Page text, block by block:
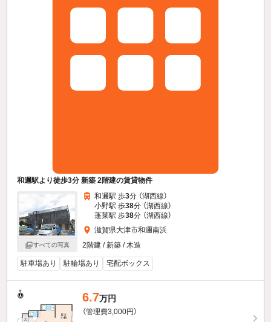
和邇駅より徒歩3分 新築 2階建の賃貸物件
すべての写真
和邇駅 歩3分 （湖西線）
小野駅 歩38分 （湖西線）
蓬莱駅 歩38分 （湖西線）
滋賀県大津市和邇南浜
2階建 / 新築 / 木造
駐車場あり 駐輪場あり 宅配ボックス
6.7万円
（管理費3,000円）